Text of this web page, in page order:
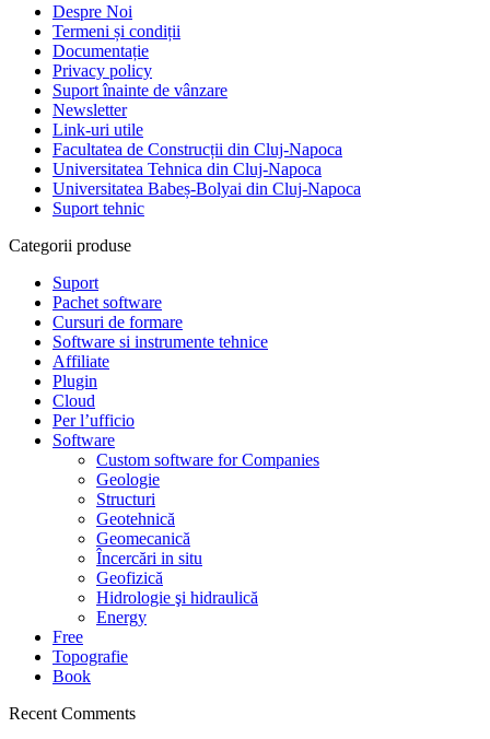
Despre Noi
Termeni și condiții
Documentație
Privacy policy
Suport înainte de vânzare
Newsletter
Link-uri utile
Facultatea de Construcții din Cluj-Napoca
Universitatea Tehnica din Cluj-Napoca
Universitatea Babeș-Bolyai din Cluj-Napoca
Suport tehnic
Categorii produse
Suport
Pachet software
Cursuri de formare
Software si instrumente tehnice
Affiliate
Plugin
Cloud
Per l’ufficio
Software
Custom software for Companies
Geologie
Structuri
Geotehnică
Geomecanică
Încercări in situ
Geofizică
Hidrologie şi hidraulică
Energy
Free
Topografie
Book
Recent Comments